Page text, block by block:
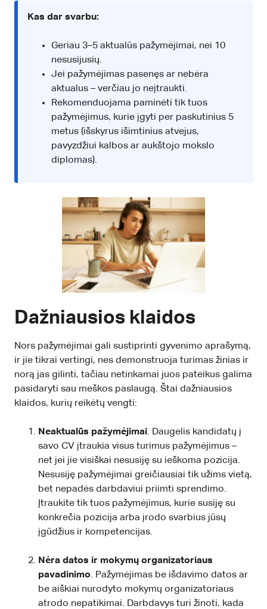
Kas dar svarbu:
Geriau 3–5 aktualūs pažymėjimai, nei 10
nesusijusių.
Jei pažymėjimas pasenęs ar nebėra
aktualus – verčiau jo neįtraukti.
Rekomenduojama paminėti tik tuos
pažymėjimus, kurie įgyti per paskutinius 5
metus (išskyrus išimtinius atvejus,
pavyzdžiui kalbos ar aukštojo mokslo
diplomas).
Dažniausios klaidos
Nors pažymėjimai gali sustiprinti gyvenimo aprašymą,
ir jie tikrai vertingi, nes demonstruoja turimas žinias ir
norą jas gilinti, tačiau netinkamai juos pateikus galima
pasidaryti sau meškos paslaugą. Štai dažniausios
klaidos, kurių reikėtų vengti:
Neaktualūs pažymėjimai. Daugelis kandidatų į
savo CV įtraukia visus turimus pažymėjimus –
net jei jie visiškai nesusiję su ieškoma pozicija.
Nesusiję pažymėjimai greičiausiai tik užims vietą,
bet nepadės darbdaviui priimti sprendimo.
Įtraukite tik tuos pažymėjimus, kurie susiję su
konkrečia pozicija arba įrodo svarbius jūsų
įgūdžius ir kompetencijas.
Nėra datos ir mokymų organizatoriaus
pavadinimo. Pažymėjimas be išdavimo datos ar
be aiškiai nurodyto mokymų organizatoriaus
atrodo nepatikimai. Darbdavys turi žinoti, kada